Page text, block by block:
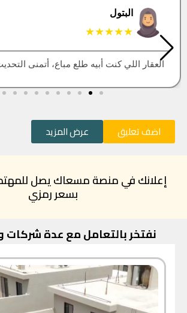
البتول
★★★★★
العقار اللي كنت أبيه طلع مباع، أتمنى
اضف تعليق عرض المزيد
إعلانك في منصة مسعاك يصل
بسعر رمزي
نفتخر بالتعامل مع عدة